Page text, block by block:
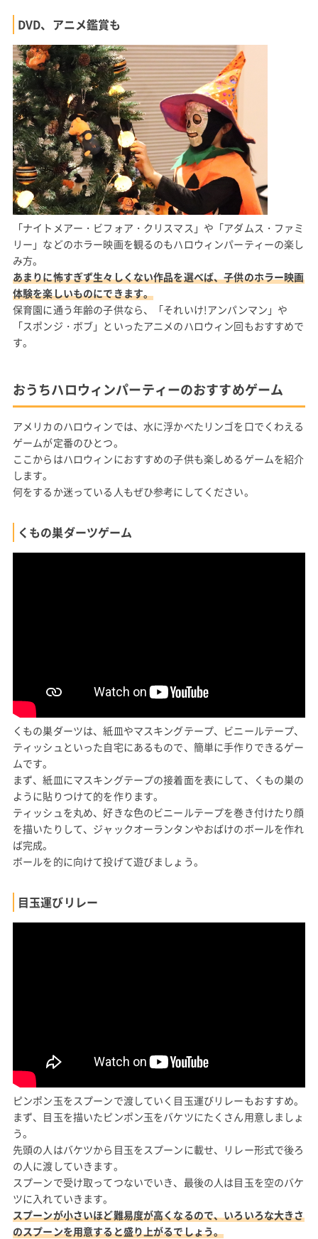
DVD、アニメ鑑賞も
「ナイトメアー・ビフォア・クリスマス」や「アダムス・ファミ
リー」などのホラー映画を観るのもハロウィンパーティーの楽し
み方。
あまりに怖すぎず生々しくない作品を選べば、子供のホラー映画
体験を楽しいものにできます。
保育園に通う年齢の子供なら、「それいけ!アンパンマン」や
「スポンジ・ボブ」といったアニメのハロウィン回もおすすめで
す。
おうちハロウィンパーティーのおすすめゲーム
アメリカのハロウィンでは、水に浮かべたリンゴを口でくわえる
ゲームが定番のひとつ。
ここからはハロウィンにおすすめの子供も楽しめるゲームを紹介
します。
何をするか迷っている人もぜひ参考にしてください。
くもの巣ダーツゲーム
くもの巣ダーツは、紙皿やマスキングテープ、ビニールテープ、
ティッシュといった自宅にあるもので、簡単に手作りできるゲー
ムです。
まず、紙皿にマスキングテープの接着面を表にして、くもの巣の
ように貼りつけて的を作ります。
ティッシュを丸め、好きな色のビニールテープを巻き付けたり顔
を描いたりして、ジャックオーランタンやおばけのボールを作れ
ば完成。
ボールを的に向けて投げて遊びましょう。
目玉運びリレー
ピンポン玉をスプーンで渡していく目玉運びリレーもおすすめ。
まず、目玉を描いたピンポン玉をバケツにたくさん用意しましょ
う。
先頭の人はバケツから目玉をスプーンに載せ、リレー形式で後ろ
の人に渡していきます。
スプーンで受け取ってつないでいき、最後の人は目玉を空のバケ
ツに入れていきます。
スプーンが小さいほど難易度が高くなるので、いろいろな大きさ
のスプーンを用意すると盛り上がるでしょう。